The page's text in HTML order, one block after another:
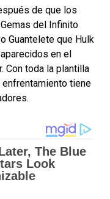
de que los
del Infinito
Guantelete que Hulk
en el
Con toda la plantilla
tiene